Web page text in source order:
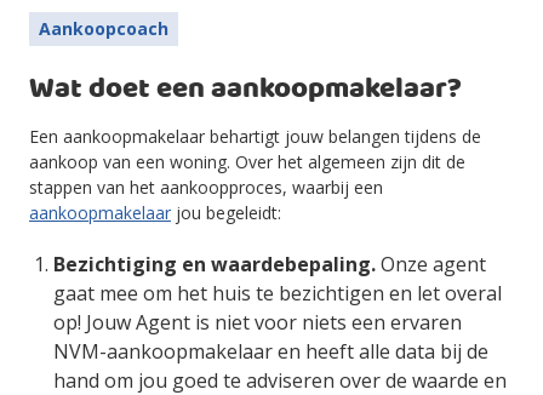
Aankoopcoach
Wat doet een aankoopmakelaar?
Een aankoopmakelaar behartigt jouw belangen tijdens de
aankoop van een woning. Over het algemeen zijn dit de
stappen van het aankoopproces, waarbij een
aankoopmakelaar jou begeleidt:
Bezichtiging en waardebepaling.Onze agent
gaat mee om het huis te bezichtigen en let overal
op! Jouw Agent is niet voor niets een ervaren
NVM-aankoopmakelaar en heeft alle data bij de
hand om jou goed te adviseren over de waarde en